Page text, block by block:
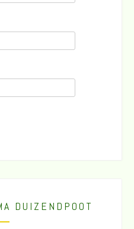
DUIZENDPOOT